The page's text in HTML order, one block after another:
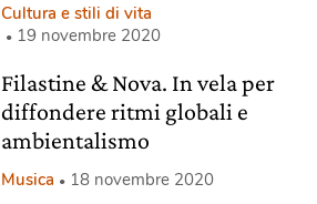
Cultura e stili di vita
19 novembre 2020
Filastine & Nova. In vela per
diffondere ritmi globali e
ambientalismo
Musica 18 novembre 2020